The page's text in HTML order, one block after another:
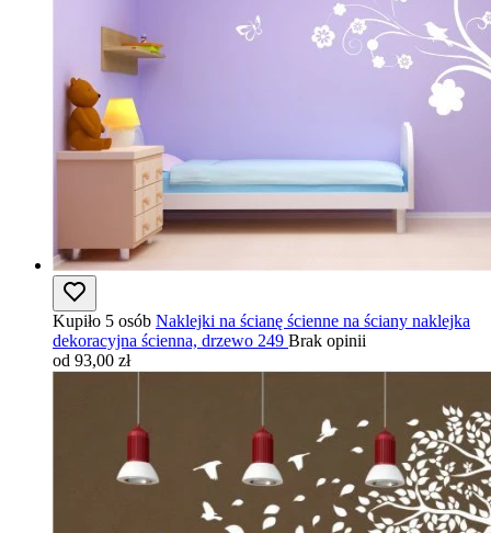
Kupiło 5 osób Naklejki na ścianę ścienne na ściany naklejka
dekoracyjna ścienna, drzewo 249 Brak opinii
od 93,00 zł